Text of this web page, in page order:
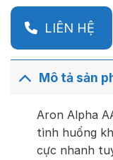
LIÊN HỆ
Mô tả sản
Aron Alpha
tình huống
cực nhanh